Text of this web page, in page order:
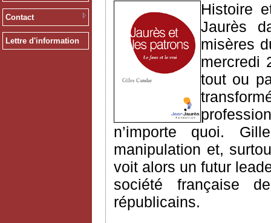
Contact
Lettre d'information
Histoire
Jaurès
misères
mercredi
tout ou
n’importe quoi.
manipulation et,
voit alors un futur
société française
républicains.